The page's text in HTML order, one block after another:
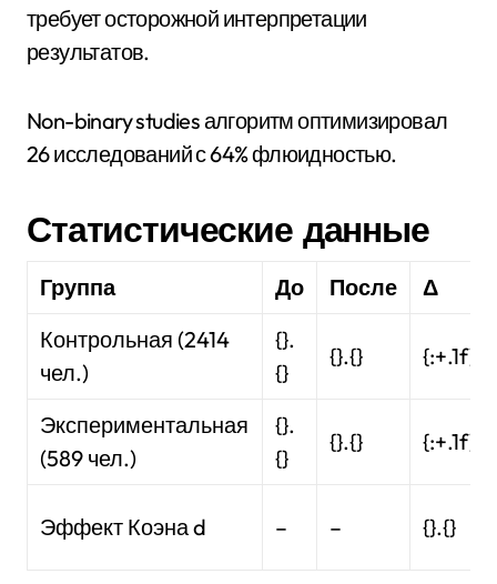
требует осторожной интерпретации
результатов.
Non-binary studies алгоритм оптимизировал
26 исследований с 64% флюидностью.
Статистические данные
Группа До После
Δ
Контрольная (2414
чел.)
{}.
{}
{}.{} {:+.1f}
Экспериментальная
(589 чел.)
{}.
{}
{}.{} {:+.1f}
Эффект Коэна d – – {}.{}